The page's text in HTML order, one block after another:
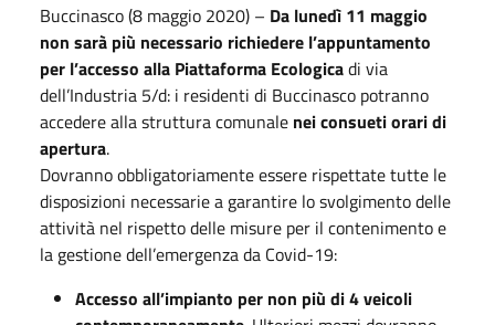
Buccinasco (8 maggio 2020) – Da lunedì 11 maggio
non sarà più necessario richiedere l’appuntamento
per l’accesso alla Piattaforma Ecologicadi via
dell’Industria 5/d: i residenti di Buccinasco potranno
accedere alla struttura comunale nei consueti orari di
apertura.
Dovranno obbligatoriamente essere rispettate tutte le
disposizioni necessarie a garantire lo svolgimento delle
attività nel rispetto delle misure per il contenimento e
la gestione dell’emergenza da Covid-19:
Accesso all’impianto per non più di 4 veicoli